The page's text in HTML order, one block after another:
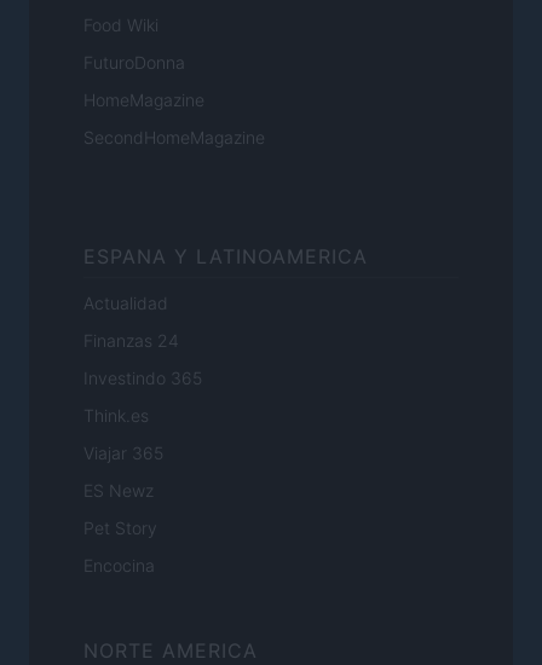
Food Wiki
FuturoDonna
HomeMagazine
SecondHomeMagazine
ESPANA Y LATINOAMERICA
Actualidad
Finanzas 24
Investindo 365
Think.es
Viajar 365
ES Newz
Pet Story
Encocina
NORTE AMERICA